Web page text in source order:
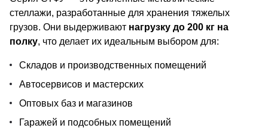
стеллажи, разработанные для хранения тяжелых
грузов. Они выдерживают нагрузку до 200 кг на
полку, что делает их идеальным выбором для:
Складов и производственных помещений
Автосервисов и мастерских
Оптовых баз и магазинов
Гаражей и подсобных помещений